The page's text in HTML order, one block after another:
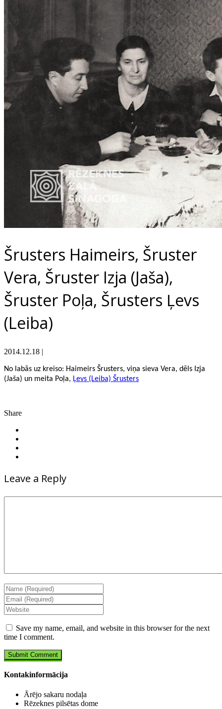
Šrusters Haimeirs, Šruster
Vera, Šruster Izja (Jaša),
Šruster Poļa, Šrusters Ļevs
(Leiba)
2014.12.18 |
No labās uz kreiso: Haimeirs Šrusters, viņa sieva Vera, dēls Izja
(Jaša) un meita Poļa, Ļevs (Leiba) Šrusters
Share
Leave a Reply
Save my name, email, and website in this browser for the next
time I comment.
Kontakinformācija
Ārējo sakaru nodaļa
Rēzeknes pilsētas dome